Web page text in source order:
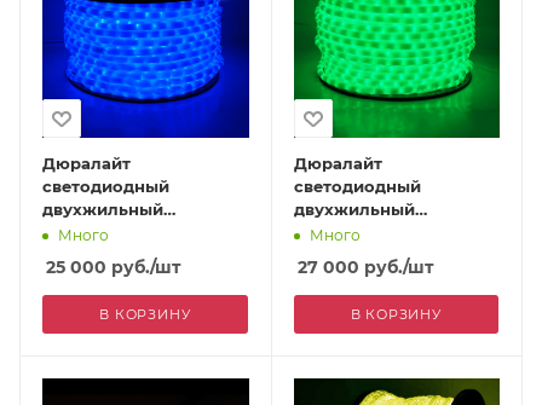
Дюралайт
светодиодный
двухжильный
(фиксинг), ПВХ
молочного цвета, 13
мм, синий
Много
25 000 руб./шт
В КОРЗИНУ
Дюралайт
светодиодный
двухжильный
(фиксинг), ПВХ
молочного цвета, 13
мм, зеленый
Много
27 000 руб./шт
В КОРЗИНУ